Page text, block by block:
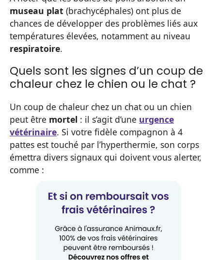
museau plat (brachycéphales) ont plus de
chances de développer des problèmes liés aux
températures élevées, notamment au niveau
respiratoire.
Quels sont les signes d’un coup de
chaleur chez le chien ou le chat ?
Un coup de chaleur chez un chat ou un chien
peut être mortel : il s’agit d’une urgence
vétérinaire. Si votre fidèle compagnon à 4
pattes est touché par l’hyperthermie, son corps
émettra divers signaux qui doivent vous alerter,
comme :